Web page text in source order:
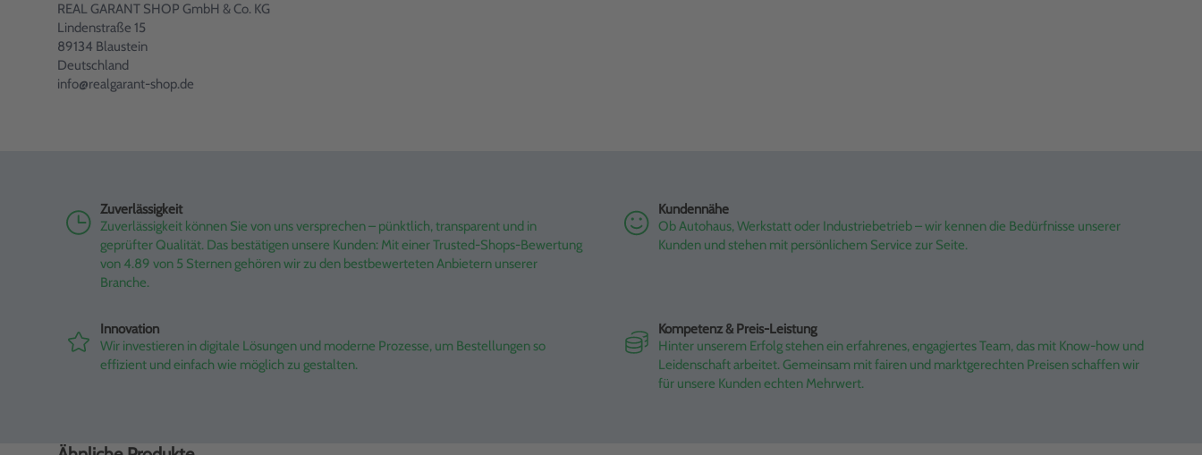
REAL GARANT SHOP GmbH & Co. KG
Lindenstraße 15
89134 Blaustein
Deutschland
info@realgarant-shop.de
Zuverlässigkeit
Zuverlässigkeit können Sie von uns versprechen – pünktlich, transparent und in
geprüfter Qualität. Das bestätigen unsere Kunden: Mit einer Trusted-Shops-Bewertung
von 4.89 von 5 Sternen gehören wir zu den bestbewerteten Anbietern unserer
Branche.
Kundennähe
Ob Autohaus, Werkstatt oder Industriebetrieb – wir kennen die Bedürfnisse unserer
Kunden und stehen mit persönlichem Service zur Seite.
Innovation
Wir investieren in digitale Lösungen und moderne Prozesse, um Bestellungen so
effizient und einfach wie möglich zu gestalten.
Kompetenz & Preis-Leistung
Hinter unserem Erfolg stehen ein erfahrenes, engagiertes Team, das mit Know-how und
Leidenschaft arbeitet. Gemeinsam mit fairen und marktgerechten Preisen schaffen wir
für unsere Kunden echten Mehrwert.